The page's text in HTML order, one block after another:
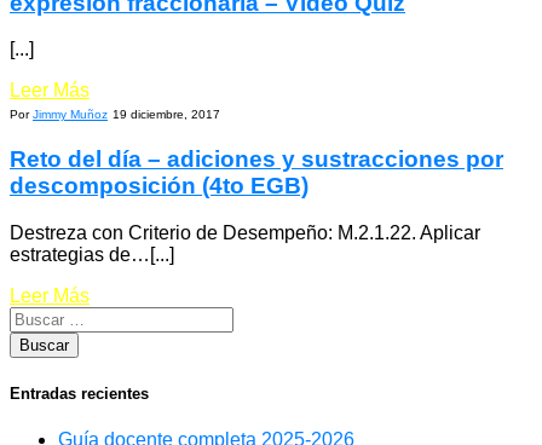
[...]
Leer Más
PorJimmy Muñoz 19 diciembre, 2017
Reto del día – adiciones y sustracciones por
descomposición (4to EGB)
Destreza con Criterio de Desempeño: M.2.1.22. Aplicar
estrategias de…[...]
Leer Más
Entradas recientes
Guía docente completa 2025-2026